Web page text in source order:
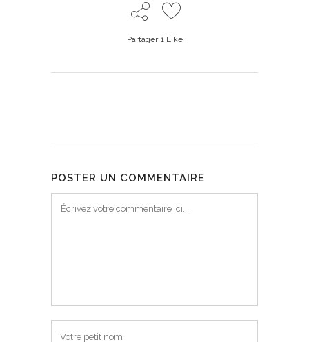
Partager 1 Like
POSTER UN COMMENTAIRE